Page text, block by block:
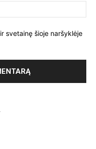
svetainę šioje naršyklėje